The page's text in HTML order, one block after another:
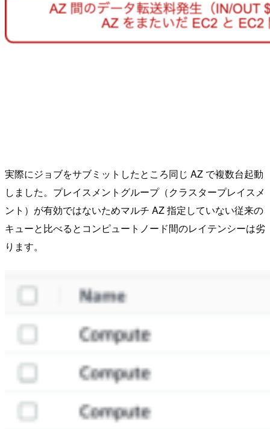
実際にジョブをサブミットしたところ同じ AZ で複数台起動
しました。プレイスメントグループ（クラスタープレイスメ
ント）が有効ではないためマルチ AZ 指定していない従来の
キューと比べるとコンピュートノード間のレイテンシーは劣
ります。